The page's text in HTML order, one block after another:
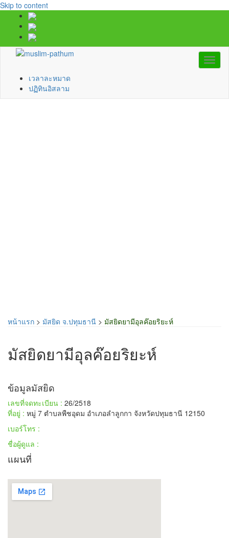
Skip to content
เวลาละหมาด
ปฏิทินอิสลาม
หน้าแรก > มัสยิด จ.ปทุมธานี > มัสยิดยามีอุลค๊อยริยะห์
มัสยิดยามีอุลค๊อยริยะห์
ข้อมูลมัสยิด
เลขที่จดทะเบียน : 26/2518
ที่อยู่ : หมู่ 7 ตำบลพืชอุดม อำเภอลำลูกกา จังหวัดปทุมธานี 12150
เบอร์โทร :
ชื่อผู้ดูแล :
แผนที่